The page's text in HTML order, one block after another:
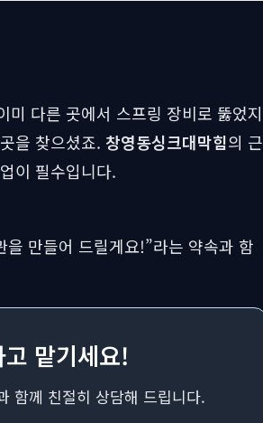
다른 곳에서 스프링 장비로 뚫었지
을 찾으셨죠. 창영동싱크대막힘의 근
이 필수입니다.
만들어 드릴게요!”라는 약속과 함
맡기세요!
함께 친절히 상담해 드립니다.